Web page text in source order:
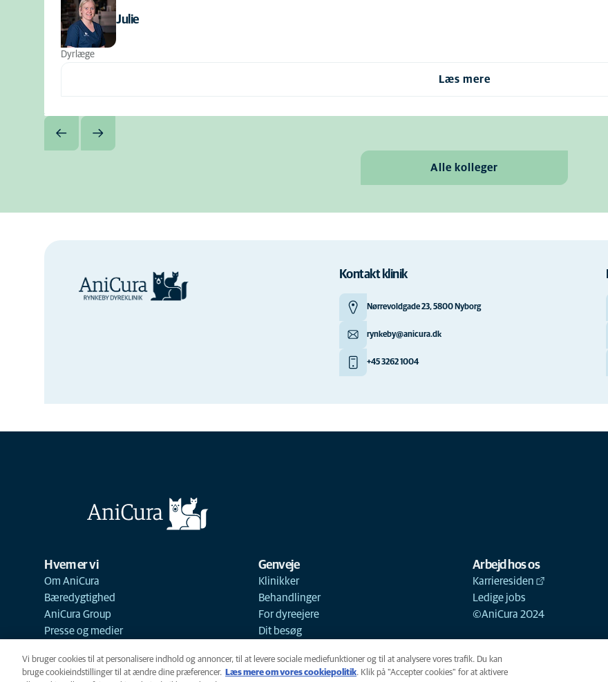
Julie
Dyrlæge
Læs mere
Alle kolleger
Kontakt klinik
Nørrevoldgade 23, 5800 Nyborg
rynkeby@anicura.dk
+45 3262 1004
Hvem er vi
Om AniCura
Bæredygtighed
AniCura Group
Presse og medier
Genveje
Klinikker
Behandlinger
For dyreejere
Dit besøg
Arbejd hos os
Karrieresiden
Ledige jobs
©AniCura 2024
Vi bruger cookies til at personalisere indhold og annoncer, til at levere sociale mediefunktioner og til at analysere vores trafik. Du kan
bruge cookieindstillinger til at ændre dine præferencer.
Læs mere om vores cookiepolitik(opens in a new tab)
. Klik på "Accepter cookies" for at aktivere